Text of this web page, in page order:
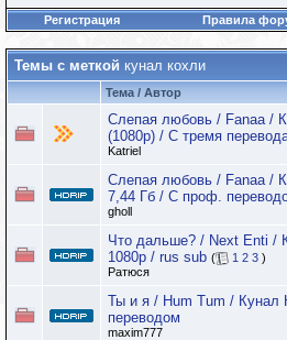
Регистрация Правила
Темы с меткой кунал кохли
Тема / Автор
Слепая любовь / Fanaa /
(1080p) / С тремя
Katriel
Слепая любовь / Fanaa /
7,44 Гб / С проф.
gholl
Что дальше? / Next Enti /
1080p / rus sub ( 1 2 3 )
Ратюся
Ты и я / Hum Tum / Кунал
переводом
maxim777